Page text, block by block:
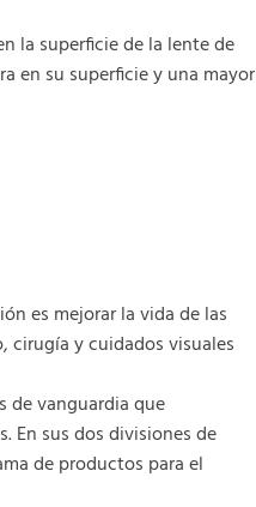
la superficie de la lente de
en su superficie y una mayor
es mejorar la vida de las
cirugía y cuidados visuales
de vanguardia que
En sus dos divisiones de
de productos para el